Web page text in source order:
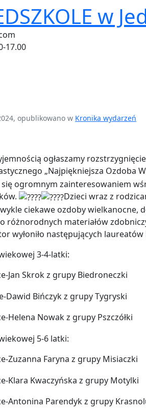
w
17.00
opublikowano w Kronika wydarzeń
ogłaszamy
„Najpiękniejsza Ozdoba
się ogromnym zainteresowaniem
Dzieci wraz z
ciekawe ozdoby wielkanocne,
różnorodnych materiałów
wyłoniło następujących
3-4-latki:
Jan Skrok z grupy Biedroneczki
Dawid Bińczyk z grupy Tygryski
Helena Nowak z grupy Pszczółki
5-6 latki:
Zuzanna Faryna z grupy Misiaczki
Klara Kwaczyńska z grupy Motylki
Antonina Parendyk z grupy